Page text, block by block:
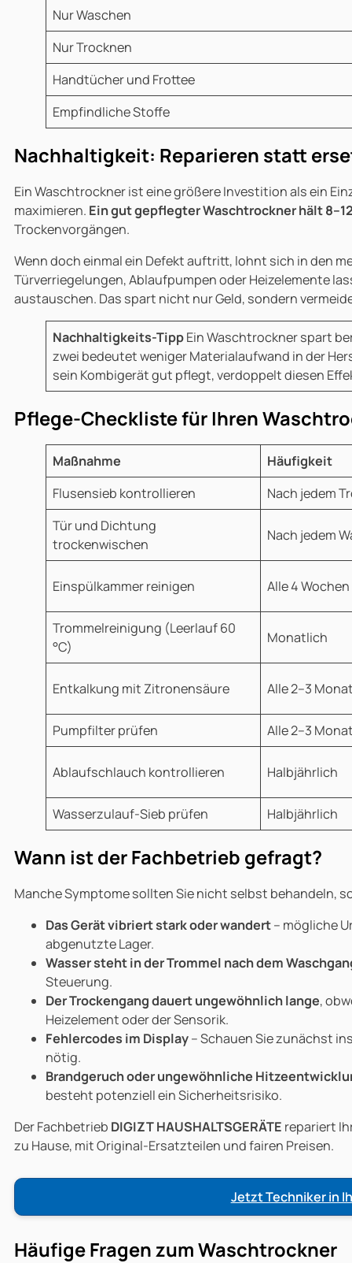
Nur Waschen
Nur Trocknen
Handtücher und Frottee
Empfindliche Stoffe
Nachhaltigkeit: Reparieren statt
Ein Waschtrockner ist eine größere Investition als ein
maximieren. Ein gut gepflegter Waschtrockner hält
Trockenvorgängen.
Wenn doch einmal ein Defekt auftritt, lohnt sich in den
Türverriegelungen, Ablaufpumpen oder Heizelemente
austauschen. Das spart nicht nur Geld, sondern
Nachhaltigkeits-TippEin Waschtrockner spart
zwei bedeutet weniger Materialaufwand in der
sein Kombigerät gut pflegt, verdoppelt diesen
Pflege-Checkliste für Ihren
Maßnahme
Häufigkeit
Flusensieb kontrollieren
Nach jedem
Tür und Dichtung
trockenwischen
Nach jedem
Einspülkammer reinigen Alle 4 Wochen
Trommelreinigung (Leerlauf 60
°C)
Monatlich
Entkalkung mit Zitronensäure Alle 2–3
Pumpfilter prüfen Alle 2–3
Ablaufschlauch kontrollieren Halbjährlich
Wasserzulauf-Sieb prüfen Halbjährlich
Wann ist der Fachbetrieb gefragt?
Manche Symptome sollten Sie nicht selbst behandeln,
Das Gerät vibriert stark oder wandert– mögliche
abgenutzte Lager.
Wasser steht in der Trommel nach dem
Steuerung.
Der Trockengang dauert ungewöhnlich lange,
Heizelement oder der Sensorik.
Fehlercodes im Display– Schauen Sie zunächst
nötig.
Brandgeruch oder ungewöhnliche
besteht potenziell ein Sicherheitsrisiko.
Der Fachbetrieb DIGIZT HAUSHALTSGERÄTE repariert
zu Hause, mit Original-Ersatzteilen und fairen Preisen.
Jetzt Techniker in
Häufige Fragen zum Waschtrockner